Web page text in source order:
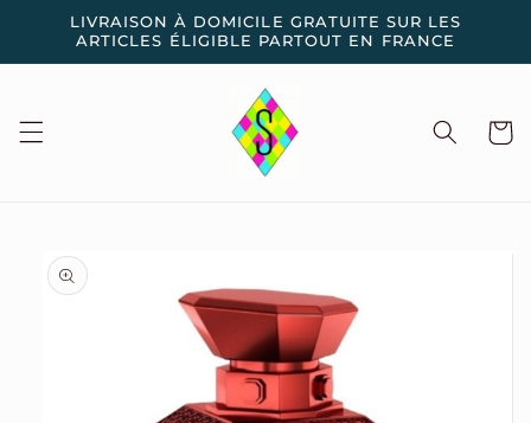
passer
contenu
LIVRAISON À DOMICILE GRATUITE SUR LES
ARTICLES ÉLIGIBLE PARTOUT EN FRANCE
Panier
Passer aux
informations
produits